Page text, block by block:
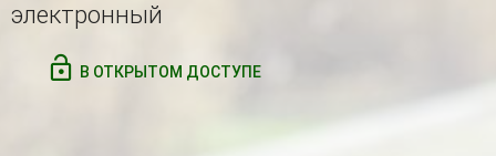
электронный
В ОТКРЫТОМ ДОСТУПЕ